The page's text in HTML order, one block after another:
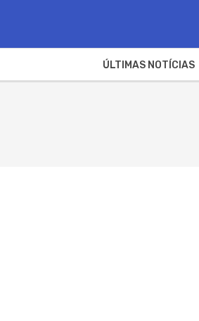
ÚLTIMAS NOTÍCIAS